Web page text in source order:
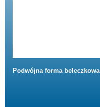
Podwójna forma beleczkowa